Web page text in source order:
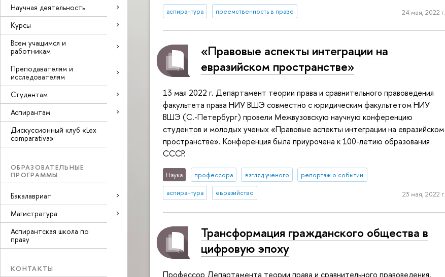
Научная деятельность
Курсы
Всем учащимся и
работникам
Преподавателям и
исследователям
Студентам
Аспирантам
Дискуссионный клуб «Lex
comparativa»
ОБРАЗОВАТЕЛЬНЫЕ
ПРОГРАММЫ
Бакалавриат
Магистратура
Аспирантская школа по
праву
КОНТАКТЫ
аспирантура преемственность в праве 24 мая, 2022 г.
«Правовые аспекты интеграции на
евразийском пространстве»
13 мая 2022 г. Департамент теории права и сравнительного правоведения
факультета права НИУ ВШЭ совместно с юридическим факультетом НИУ
ВШЭ (С.-Петербург) провели Межвузовскую научную конференцию
студентов и молодых ученых «Правовые аспекты интеграции на евразийском
пространстве». Конференция была приурочена к 100-летию образования
СССР.
Наука профессора взгляд ученого репортаж о событии
аспирантура евразийство 23 мая, 2022 г.
Трансформация гражданского общества в
цифровую эпоху
Профессор Департамента теории права и сравнительного правоведения,